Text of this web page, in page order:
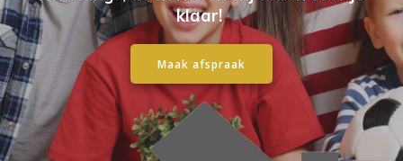
klaar!
Maak afspraak